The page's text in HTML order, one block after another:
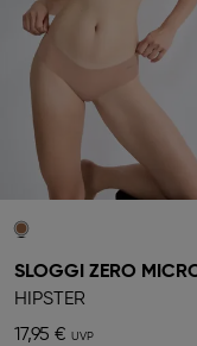
SLOGGI ZERO
HIPSTER
17,95 €